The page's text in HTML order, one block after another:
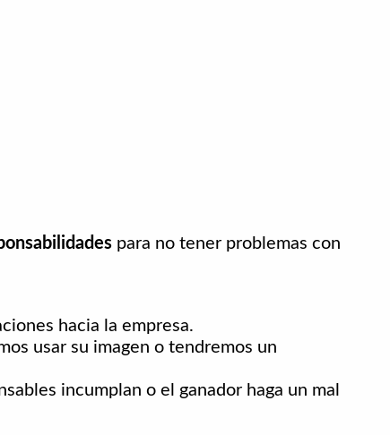
para no tener problemas con
hacia la empresa.
usar su imagen o tendremos un
incumplan o el ganador haga un mal